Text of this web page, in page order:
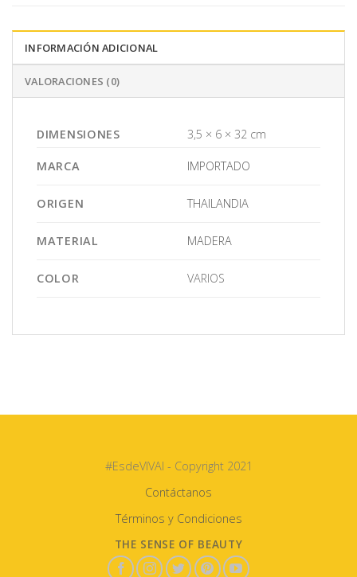
INFORMACIÓN ADICIONAL
VALORACIONES (0)
DIMENSIONES 3,5 × 6 × 32 cm
MARCA IMPORTADO
ORIGEN THAILANDIA
MATERIAL MADERA
COLOR VARIOS
#EsdeVIVAI - Copyright 2021
Contáctanos
Términos y Condiciones
THE SENSE OF BEAUTY